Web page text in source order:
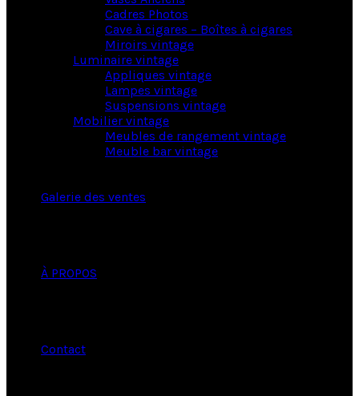
Cadres Photos
Cave à cigares – Boîtes à cigares
Miroirs vintage
Luminaire vintage
Appliques vintage
Lampes vintage
Suspensions vintage
Mobilier vintage
Meubles de rangement vintage
Meuble bar vintage
Galerie des ventes
À PROPOS
Contact